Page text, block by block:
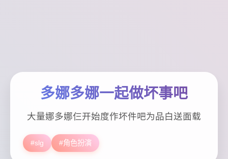
多娜多娜一起做坏事吧
大量娜多娜仨开始度作坏件吧为品白送面载
#slg #角色扮演